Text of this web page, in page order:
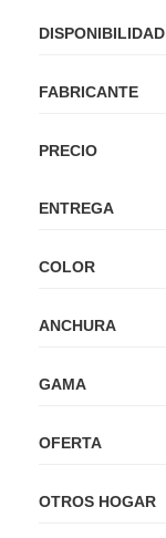
DISPONIBILIDAD
FABRICANTE
PRECIO
ENTREGA
COLOR
ANCHURA
GAMA
OFERTA
OTROS HOGAR